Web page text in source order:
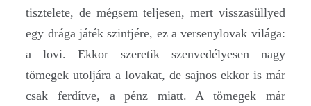
tisztelete, de mégsem teljesen, mert visszasüllyed
egy drága játék szintjére, ez a versenylovak világa:
a lovi. Ekkor szeretik szenvedélyesen nagy
tömegek utoljára a lovakat, de sajnos ekkor is már
csak ferdítve, a pénz miatt. A tömegek már